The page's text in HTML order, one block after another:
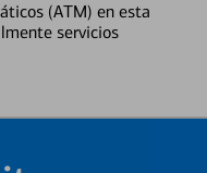
(ATM) en esta
servicios